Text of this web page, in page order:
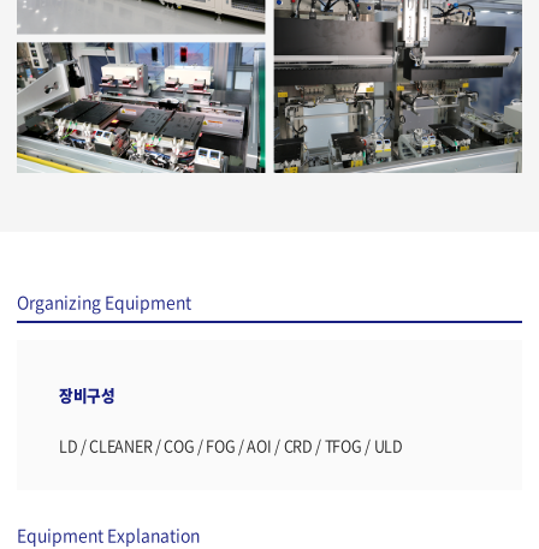
Organizing Equipment
장비구성
LD / CLEANER / COG / FOG / AOI / CRD / TFOG / ULD
Equipment Explanation